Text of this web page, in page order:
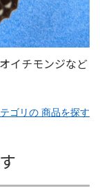
ゴリの 商品を探す